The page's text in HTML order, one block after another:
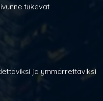
tukevat
ja ymmärrettäviksi